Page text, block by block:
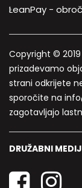
LeanPay -
Copyright ©
prizadevamo
strani odkrijete
sporočite na
zagotavljajo
DRUŽABNI